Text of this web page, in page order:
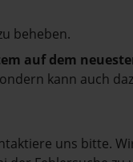
beheben.
auf dem
kann auch
uns bitte.